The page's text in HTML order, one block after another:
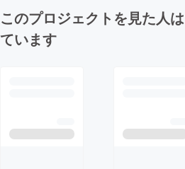
このプロジェクトを見た人
ています